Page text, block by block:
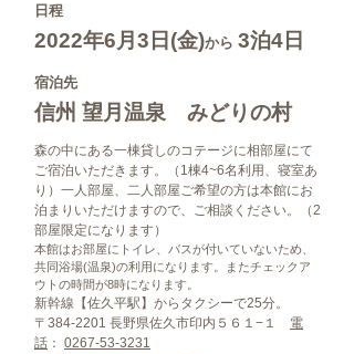
日程
2022年6月3日(金)から 3泊4日
宿泊先
信州 望月温泉 みどりの村
森の中にある一棟貸しのコテージに相部屋にて
ご宿泊いただきます。（1棟4~6名利用、寝室あ
り）一人部屋、二人部屋ご希望の方は本館にお
泊まりいただけますので、ご相談ください。（2
部屋限定になります）
本館はお部屋にトイレ、バスが付いていないため、
共同浴場(温泉)の利用になります。またチェックア
ウトの時間が8時になります。
新幹線【佐久平駅】からタクシーで25分。
〒384-2201 長野県佐久市印内５６１−１ 電
話 ： 0267-53-3231